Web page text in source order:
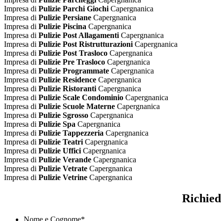
Impresa di Pulizie Parchi Giochi Capergnanica
Impresa di Pulizie Persiane Capergnanica
Impresa di Pulizie Piscina Capergnanica
Impresa di Pulizie Post Allagamenti Capergnanica
Impresa di Pulizie Post Ristrutturazioni Capergnanica
Impresa di Pulizie Post Trasloco Capergnanica
Impresa di Pulizie Pre Trasloco Capergnanica
Impresa di Pulizie Programmate Capergnanica
Impresa di Pulizie Residence Capergnanica
Impresa di Pulizie Ristoranti Capergnanica
Impresa di Pulizie Scale Condominio Capergnanica
Impresa di Pulizie Scuole Materne Capergnanica
Impresa di Pulizie Sgrosso Capergnanica
Impresa di Pulizie Spa Capergnanica
Impresa di Pulizie Tappezzeria Capergnanica
Impresa di Pulizie Teatri Capergnanica
Impresa di Pulizie Uffici Capergnanica
Impresa di Pulizie Verande Capergnanica
Impresa di Pulizie Vetrate Capergnanica
Impresa di Pulizie Vetrine Capergnanica
Nome e Cognome*